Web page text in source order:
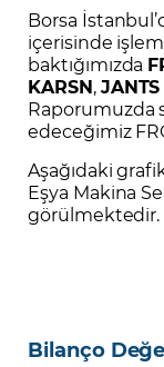
Borsa
içerisinde
baktığımızda
KARSN,JANTS
Raporumuzda
edeceğimiz
Aşağıdaki
Eşya Makina
görülmektedir.
Bilanço